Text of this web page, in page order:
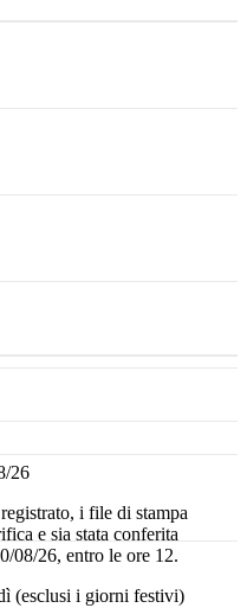
26
i file di stampa
e sia stata conferita
08/26, entro le ore 12.
(esclusi i giorni festivi)